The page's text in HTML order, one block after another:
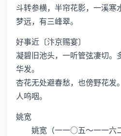
斗转参横，半帘花影，一溪寒
梦远，有三峰翠。
好事近〔汴京赐宴〕
凝碧旧池头，一听管弦凄切。
华发。
杏花无处避春愁，也傍野花发
人呜咽。
姚宽
姚宽（一一○五～一一六